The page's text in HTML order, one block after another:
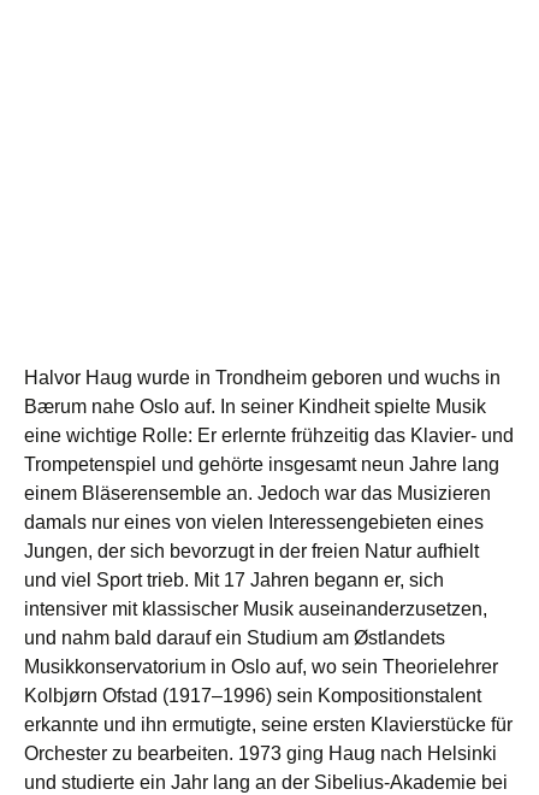
Halvor Haug wurde in Trondheim geboren und wuchs in
Bærum nahe Oslo auf. In seiner Kindheit spielte Musik
eine wichtige Rolle: Er erlernte frühzeitig das Klavier- und
Trompetenspiel und gehörte insgesamt neun Jahre lang
einem Bläserensemble an. Jedoch war das Musizieren
damals nur eines von vielen Interessengebieten eines
Jungen, der sich bevorzugt in der freien Natur aufhielt
und viel Sport trieb. Mit 17 Jahren begann er, sich
intensiver mit klassischer Musik auseinanderzusetzen,
und nahm bald darauf ein Studium am Østlandets
Musikkonservatorium in Oslo auf, wo sein Theorielehrer
Kolbjørn Ofstad (1917–1996) sein Kompositionstalent
erkannte und ihn ermutigte, seine ersten Klavierstücke für
Orchester zu bearbeiten. 1973 ging Haug nach Helsinki
und studierte ein Jahr lang an der Sibelius-Akademie bei